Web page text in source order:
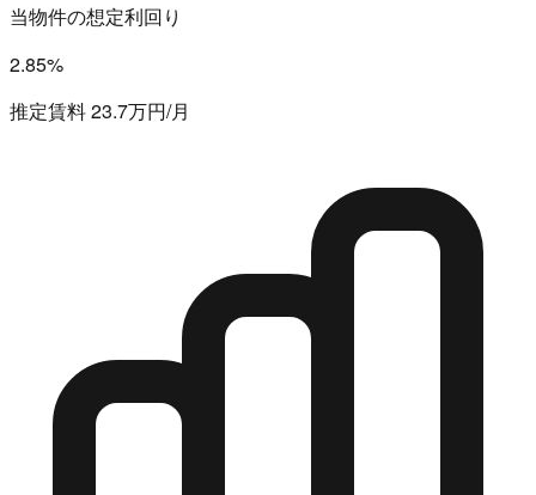
当物件の想定利回り
2.85%
推定賃料 23.7万円/月